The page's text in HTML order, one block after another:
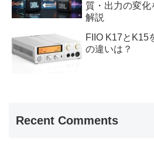
質・出力の変化
解説
FIIO K17とK15
の違いは？
Recent Comments